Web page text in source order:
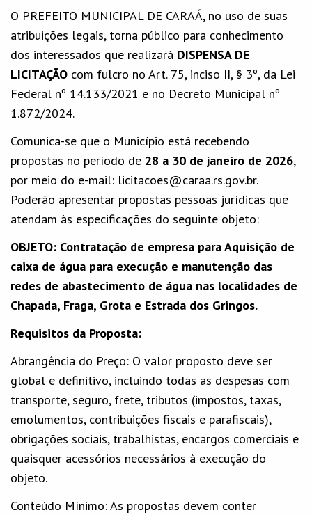
O PREFEITO MUNICIPAL DE CARAÁ, no uso de suas
atribuições legais, torna público para conhecimento
dos interessados que realizará DISPENSA DE
LICITAÇÃO com fulcro no Art. 75, inciso II, § 3º, da Lei
Federal nº 14.133/2021 e no Decreto Municipal nº
1.872/2024.
Comunica-se que o Município está recebendo
propostas no período de 28 a 30 de janeiro de 2026,
por meio do e-mail: licitacoes@caraa.rs.gov.br.
Poderão apresentar propostas pessoas jurídicas que
atendam às especificações do seguinte objeto:
OBJETO: Contratação de empresa para Aquisição de
caixa de água para execução e manutenção das
redes de abastecimento de água nas localidades de
Chapada, Fraga, Grota e Estrada dos Gringos.
Requisitos da Proposta:
Abrangência do Preço: O valor proposto deve ser
global e definitivo, incluindo todas as despesas com
transporte, seguro, frete, tributos (impostos, taxas,
emolumentos, contribuições fiscais e parafiscais),
obrigações sociais, trabalhistas, encargos comerciais e
quaisquer acessórios necessários à execução do
objeto.
Conteúdo Mínimo: As propostas devem conter